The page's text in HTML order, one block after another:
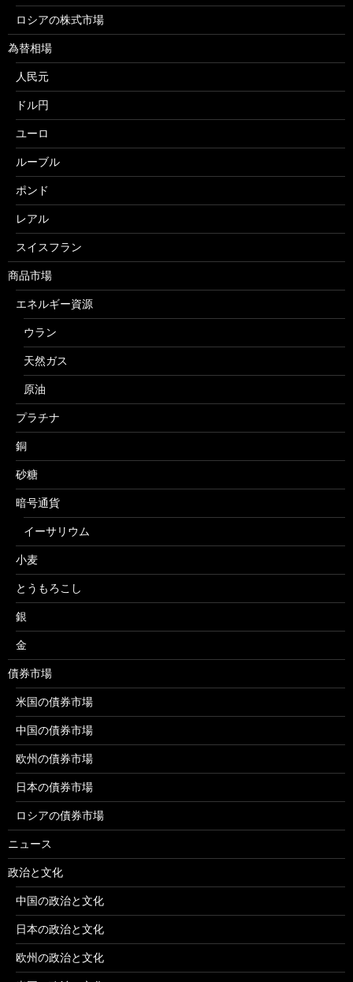
ロシアの株式市場
為替相場
人民元
ドル円
ユーロ
ルーブル
ポンド
レアル
スイスフラン
商品市場
エネルギー資源
ウラン
天然ガス
原油
プラチナ
銅
砂糖
暗号通貨
イーサリウム
小麦
とうもろこし
銀
金
債券市場
米国の債券市場
中国の債券市場
欧州の債券市場
日本の債券市場
ロシアの債券市場
ニュース
政治と文化
中国の政治と文化
日本の政治と文化
欧州の政治と文化